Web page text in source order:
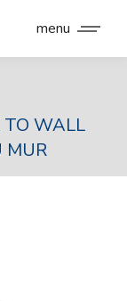
menu
TO WALL
MUR